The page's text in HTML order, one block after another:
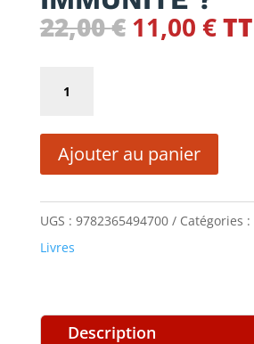
22,00€ Le
22,00 €.
11,00 €Le
ARRÊTONS
NOTRE
IMMUNITÉ
Ajouter au panier
UGS : 9782365494700 Catégories :
Livres
Description